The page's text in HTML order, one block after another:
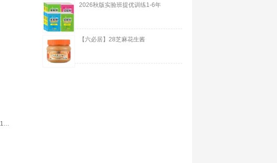
促销活动：1号店 家电320大促销 活动
2026秋版实验班提优训练1-6年
【六必居】28芝麻花生酱